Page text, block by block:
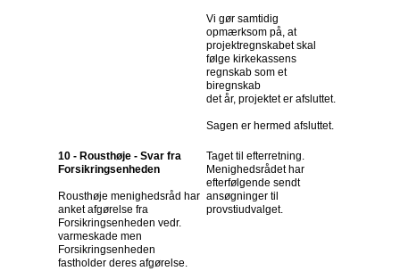
Vi gør samtidig
opmærksom på, at
projektregnskabet skal
følge kirkekassens
regnskab som et
biregnskab
det år, projektet er afsluttet.
Sagen er hermed afsluttet.
10 - Rousthøje - Svar fra
Forsikringsenheden
Rousthøje menighedsråd har
anket afgørelse fra
Forsikringsenheden vedr.
varmeskade men
Forsikringsenheden
fastholder deres afgørelse.
Taget til efterretning.
Menighedsrådet har
efterfølgende sendt
ansøgninger til
provstiudvalget.